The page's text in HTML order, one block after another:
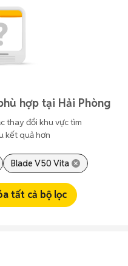
hợp tại Hải Phòng
thay đổi khu vực tìm
kết quả hơn
Blade V50 Vita
tất cả bộ lọc